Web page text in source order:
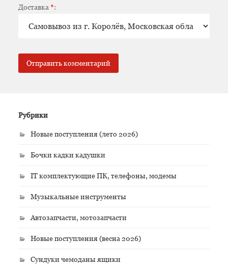
Доставка *:
Рубрики
Новые поступления (лето 2026)
Бочки кадки кадушки
IT комплектующие ПК, телефоны, модемы
Музыкальные инструменты
Автозапчасти, мотозапчасти
Новые поступления (весна 2026)
Сундуки чемоданы ящики